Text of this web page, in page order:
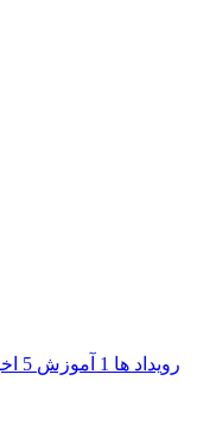
رویداد ها 1 آموزش 5